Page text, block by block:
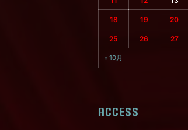
18 19 20
25 26 27
« 10月
ACCESS